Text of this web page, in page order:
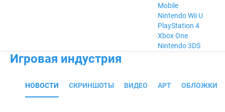
Mobile
Nintendo Wii U
PlayStation 4
Xbox One
Nintendo 3DS
Игровая индустрия
НОВОСТИ СКРИНШОТЫ ВИДЕО АРТ ОБЛОЖКИ